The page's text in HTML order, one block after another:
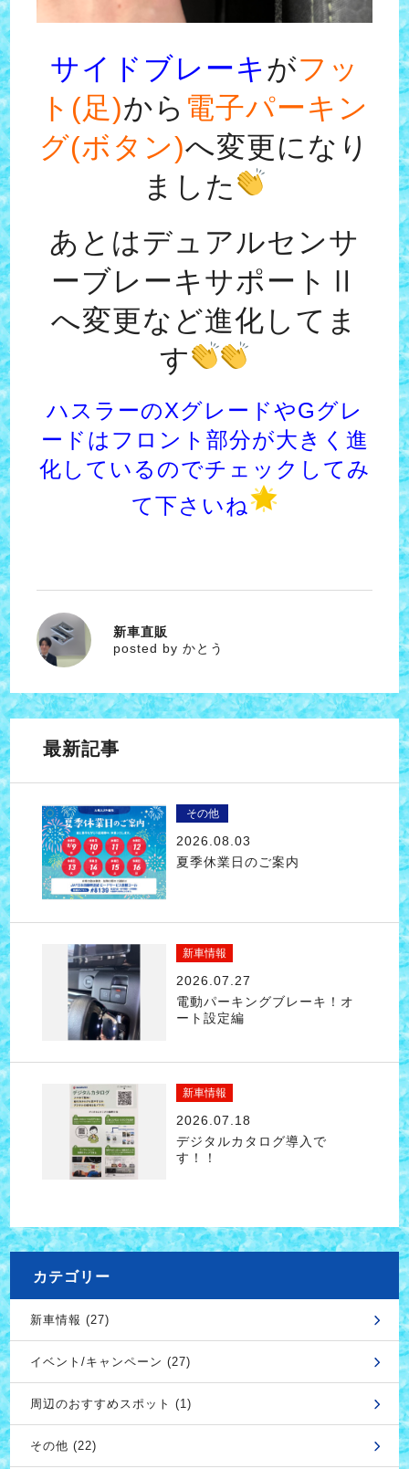
サイドブレーキがフッ
ト(足)から 電子パーキン
グ(ボタン)へ変更になり
ました
あとはデュアルセンサ
ーブレーキサポートⅡ
へ変更など進化してま
す
ハスラーのXグレードやGグレ
ードはフロント部分が大きく進
化しているのでチェックしてみ
て下さいね
かとう
新車直販
posted by かとう
最新記事
その他
2026.08.03
夏季休業日のご案内
新車情報
2026.07.27
電動パーキングブレーキ！オ
ート設定編
新車情報
2026.07.18
デジタルカタログ導入で
す！！
カテゴリー
新車情報 (27)
イベント/キャンペーン (27)
周辺のおすすめスポット (1)
その他 (22)